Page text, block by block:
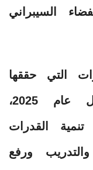
السيبراني
التي حققها
برنامج التحول الوطني خلال عام 2025،
القدرات
ورفع